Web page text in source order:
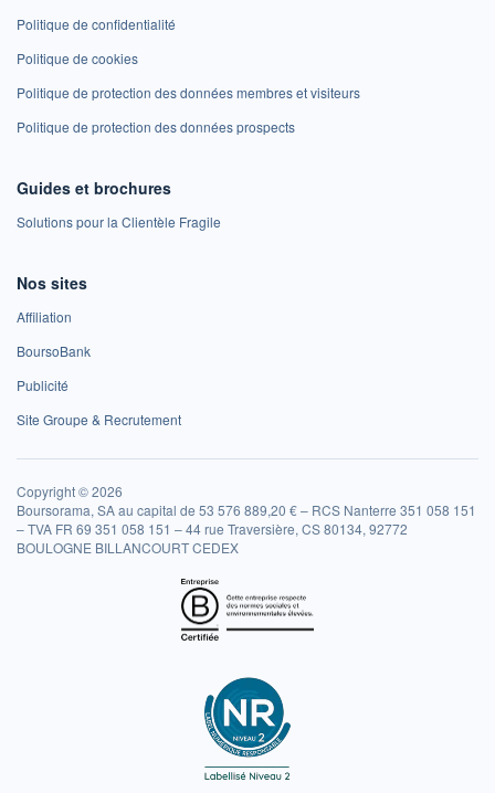
Politique de confidentialité
Politique de cookies
Politique de protection des données membres et visiteurs
Politique de protection des données prospects
Guides et brochures
Solutions pour la Clientèle Fragile
Nos sites
Affiliation
BoursoBank
Publicité
Site Groupe & Recrutement
Copyright © 2026
Boursorama, SA au capital de 53 576 889,20 € – RCS Nanterre 351 058 151
– TVA FR 69 351 058 151 – 44 rue Traversière, CS 80134, 92772
BOULOGNE BILLANCOURT CEDEX